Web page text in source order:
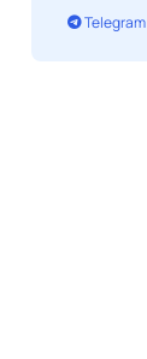
Telegram